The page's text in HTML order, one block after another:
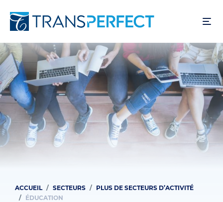
au
principal
Fil
ACCUEIL SECTEURS
PLUS DE SECTEURS D’ACTIVITÉ
ÉDUCATION